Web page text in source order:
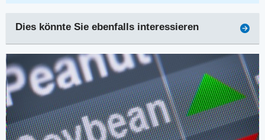
Dies könnte Sie ebenfalls interessieren